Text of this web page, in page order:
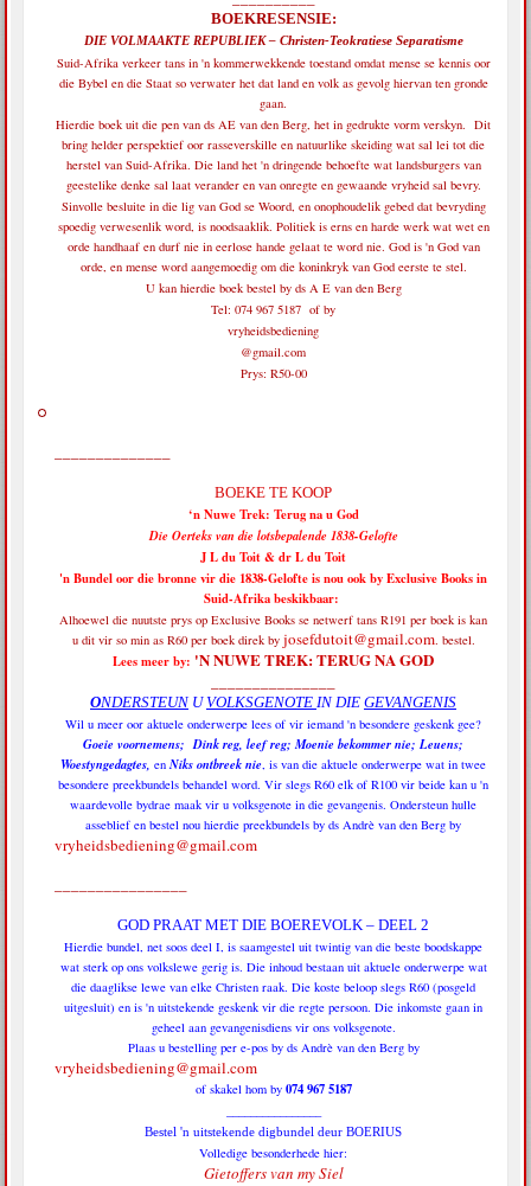
BOEKRESENSIE:
DIE VOLMAAKTE REPUBLIEK – Christen-Teokratiese Separatisme
Suid-Afrika verkeer tans in 'n kommerwekkende toestand omdat mense se kennis oor
die Bybel en die Staat so verwater het dat land en volk as gevolg hiervan ten gronde
gaan.
Hierdie boek uit die pen van ds AE van den Berg, het in gedrukte vorm verskyn. Dit
bring helder perspektief oor rasseverskille en natuurlike skeiding wat sal lei tot die
herstel van Suid-Afrika. Die land het 'n dringende behoefte wat landsburgers van
geestelike denke sal laat verander en van onregte en gewaande vryheid sal bevry.
Sinvolle besluite in die lig van God se Woord, en onophoudelik gebed dat bevryding
spoedig verwesenlik word, is noodsaaklik. Politiek is erns en harde werk wat wet en
orde handhaaf en durf nie in eerlose hande gelaat te word nie. God is 'n God van
orde, en mense word aangemoedig om die koninkryk van God eerste te stel.
U kan hierdie boek bestel by ds A E van den Berg
Tel: 074 967 5187 of by
vryheidsbediening
@gmail.com
Prys: R50-00
BOEKE TE KOOP
‘n Nuwe Trek: Terug na u God
Die Oerteks van die lotsbepalende 1838-Gelofte
J L du Toit & dr L du Toit
'n Bundel oor die bronne vir die 1838-Gelofte is nou ook by Exclusive Books in
Suid-Afrika beskikbaar:
Alhoewel die nuutste prys op Exclusive Books se netwerf tans R191 per boek is kan
u dit vir so min as R60 per boek direk by josefdutoit@gmail.com. bestel.
Lees meer by: 'N NUWE TREK: TERUG NA GOD
ONDERSTEUN UVOLKSGENOTE IN DIE GEVANGENIS
Wil u meer oor aktuele onderwerpe lees of vir iemand 'n besondere geskenk gee?
Goeie voornemens; Dink reg, leef reg; Moenie bekommer nie; Leuens;
Woestyngedagtes, enNiks ontbreek nie, is van die aktuele onderwerpe wat in twee
besondere preekbundels behandel word. Vir slegs R60 elk of R100 vir beide kan u 'n
waardevolle bydrae maak vir u volksgenote in die gevangenis. Ondersteun hulle
asseblief en bestel nou hierdie preekbundels by ds Andrè van den Berg by
vryheidsbediening@gmail.com
GOD PRAAT MET DIE BOEREVOLK – DEEL 2
Hierdie bundel, net soos deel I, is saamgestel uit twintig van die beste boodskappe
wat sterk op ons volkslewe gerig is. Die inhoud bestaan uit aktuele onderwerpe wat
die daaglikse lewe van elke Christen raak. Die koste beloop slegs R60 (posgeld
uitgesluit) en is 'n uitstekende geskenk vir die regte persoon. Die inkomste gaan in
geheel aan gevangenisdiens vir ons volksgenote.
Plaas u bestelling per e-pos by ds Andrè van den Berg by
vryheidsbediening@gmail.com
of skakel hom by 074 967 5187
Bestel 'n uitstekende digbundel deur BOERIUS
Volledige besonderhede hier:
Gietoffers van my Siel